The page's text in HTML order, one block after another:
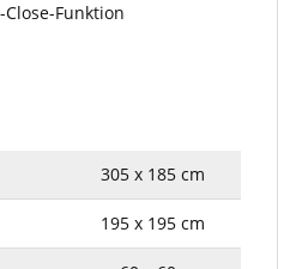
Funktion
305 x 185 cm
195 x 195 cm